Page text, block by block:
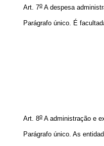
Art. 7o A despesa
Parágrafo único. É
Art. 8o A administração e
Parágrafo único. As